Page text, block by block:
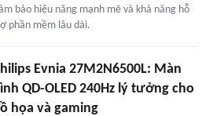
bảo hiệu năng mạnh mẽ và khả năng hỗ
phần mềm lâu dài.
Evnia 27M2N6500L: Màn
QD-OLED 240Hz lý tưởng cho
họa và gaming